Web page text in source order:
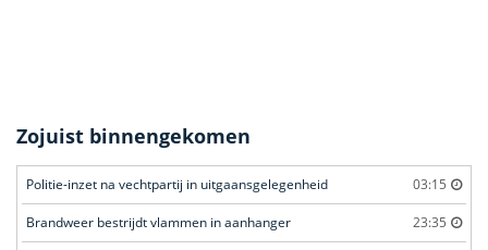
Zojuist binnengekomen
Politie-inzet na vechtpartij in uitgaansgelegenheid 03:15
Brandweer bestrijdt vlammen in aanhanger 23:35